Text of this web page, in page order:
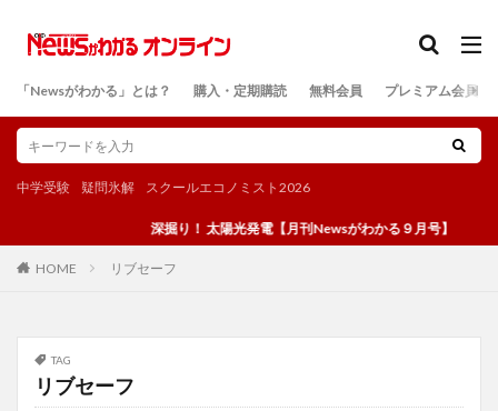
「Newsがわかる」とは？ 購入・定期購読 無料会員 プレミアム会員
中学受験 疑問氷解 スクールエコノミスト2026
深掘り！ 太陽光発電【月刊Newsがわかる９月号】
HOME リブセーフ
TAG
リブセーフ
検索